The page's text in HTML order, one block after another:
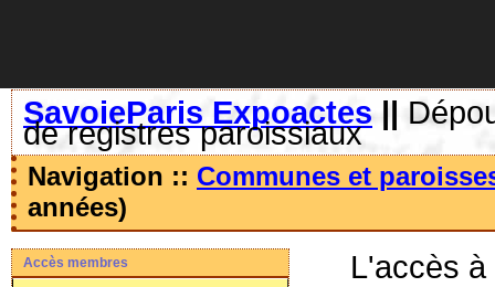
SavoieParis Expoactes ||
de registres paroissiaux
Navigation :: Communes et
années)
Accès membres L'accès